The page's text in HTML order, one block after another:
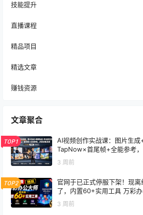
技能提升
直播课程
精品项目
精选文章
赚钱资源
文章聚合
TOP1
AI视频创作实战课：图片生
TapNow×首尾帧+全能参考
3 周前
TOP2
官网于已正式停服下架！现
了，内置60+实用工具 万彩
x
3 周前